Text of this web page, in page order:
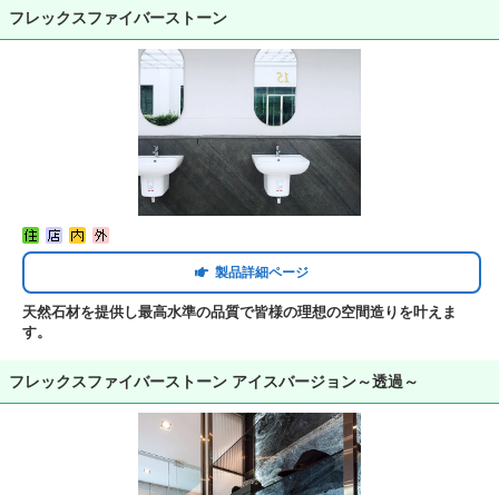
フレックスファイバーストーン
製品詳細ページ
天然石材を提供し最高水準の品質で皆様の理想の空間造りを叶えま
す。
フレックスファイバーストーン アイスバージョン～透過～